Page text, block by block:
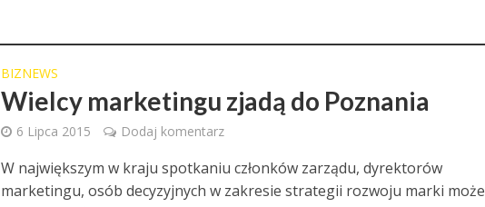
BIZNEWS
Wielcy marketingu zjadą do Poznania
6 Lipca 2015 Dodaj komentarz
W największym w kraju spotkaniu członków zarządu, dyrektorów
marketingu, osób decyzyjnych w zakresie strategii rozwoju marki może